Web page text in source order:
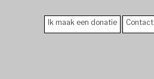
Ik maak een donatie Contact